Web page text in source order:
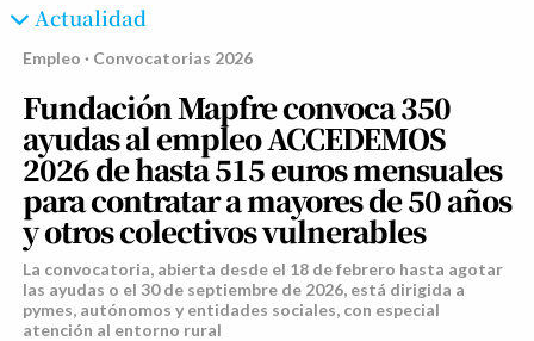
Actualidad
Empleo · Convocatorias 2026
Fundación Mapfre convoca 350
ayudas al empleo ACCEDEMOS
2026 de hasta 515 euros mensuales
para contratar a mayores de 50 años
y otros colectivos vulnerables
La convocatoria, abierta desde el 18 de febrero hasta agotar
las ayudas o el 30 de septiembre de 2026, está dirigida a
pymes, autónomos y entidades sociales, con especial
atención al entorno rural